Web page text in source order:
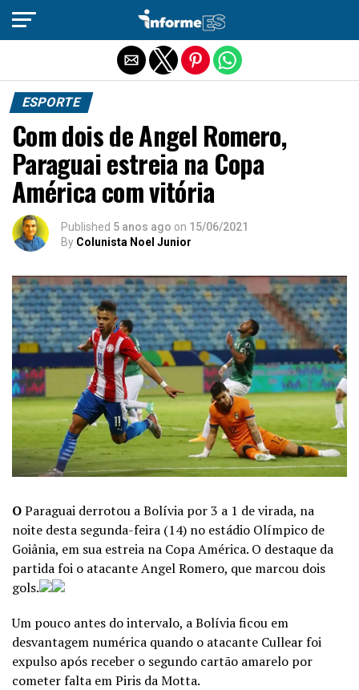
ESPORTE
Com dois de Angel Romero,
Paraguai estreia na Copa
América com vitória
Published 5 anos ago on 15/06/2021
By Colunista Noel Junior
OParaguai derrotou a Bolívia por 3 a 1 de virada, na
noite desta segunda-feira (14) no estádio Olímpico de
Goiânia, em sua estreia na Copa América. O destaque da
partida foi o atacante Angel Romero, que marcou dois
gols.
Um pouco antes do intervalo, a Bolívia ficou em
desvantagem numérica quando o atacante Cullear foi
expulso após receber o segundo cartão amarelo por
cometer falta em Piris da Motta.
Sair da versão mobile